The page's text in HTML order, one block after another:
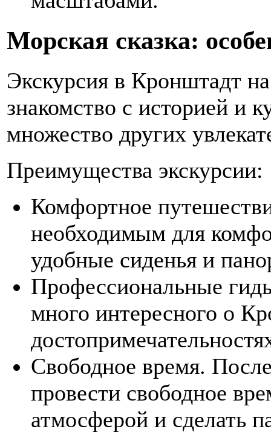
Морская сказка:
Экскурсия в Кронштадт
знакомство с историей и
множество других
Преимущества экскурсии:
Комфортное
необходимым для
удобные сиденья и
Профессиональные
много интересного о
Свободное время.
провести свободное
атмосферой и сделать